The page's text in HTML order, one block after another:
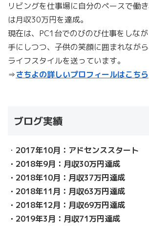
リビングを仕事場に自分のペースで働
は月収30万円を達成。
現在は、PC1台でのびのび仕事をしな
手にしつつ、子供の笑顔に囲まれなが
ライフスタイルを送っています。
⇒さちよの詳しいプロフィールはこちら
ブログ実績
・ 2017年10月：アドセンススタート
・2018年9月：月収30万円達成
・2018年10月：月収37万円達成
・2018年11月：月収63万円達成
・2018年12月：月収69万円達成
・2019年3月：月収71万円達成